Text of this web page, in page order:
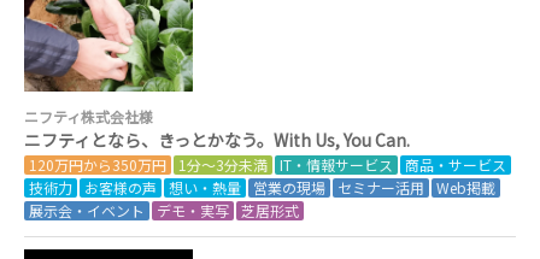
ニフティ株式会社様
ニフティとなら、きっとかなう。With Us, You Can.
120万円から350万円 1分～3分未満 IT・情報サービス
商品・サービス
技術力
お客様の声 想い・熱量 営業の現場 セミナー活用
Web掲載
展示会・イベント
デモ・実写 芝居形式